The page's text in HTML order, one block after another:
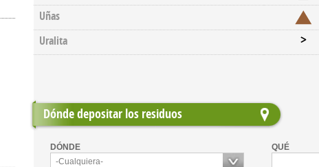
Uñas
Uralita
Dónde depositar los residuos
DÓNDE
-Cualquiera-
QUÉ